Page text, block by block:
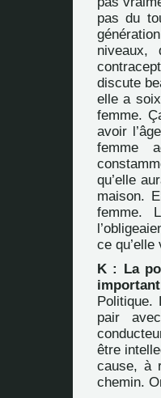
pas du
niveaux,
discute
elle a
femme.
avoir
femme
qu’elle
maison.
femme.
ce
K : La
Politique.
pair
être
cause, à
chemin.